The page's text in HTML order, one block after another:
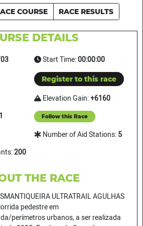
COURSE RACE RESULTS
DETAILS
Start Time:00:00:00
Register to this race
Elevation Gain:+6160
Follow this Race
Number of Aid Stations:5
200
THE RACE
ULTRATRAIL AGULHAS
pedestre em
perímetros urbanos, a ser realizada